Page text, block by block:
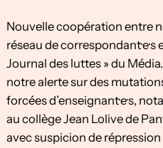
Nouvelle coopération entre
réseau de correspondant·e·s
Journal des luttes » du
notre alerte sur des
forcées d’enseignant·e·s,
au collège Jean Lolive de
avec suspicion de répression